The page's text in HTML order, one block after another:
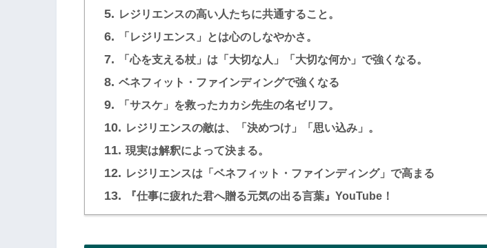
5. レジリエンスの高い人たちに共通すること。
6. 「レジリエンス」とは心のしなやかさ。
7. 「心を支える杖」は「大切な人」「大切な何か」で強くなる。
8. ベネフィット・ファインディングで強くなる
9. 「サスケ」を救ったカカシ先生の名ゼリフ。
10. レジリエンスの敵は、「決めつけ」「思い込み」。
11. 現実は解釈によって決まる。
12. レジリエンスは「ベネフィット・ファインディング」で高まる
13. 『仕事に疲れた君へ贈る元気の出る言葉』YouTube！